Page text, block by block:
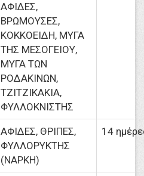
ΑΦΙΔΕΣ,
ΒΡΩΜΟΥΣΕΣ,
ΚΟΚΚΟΕΙΔΗ, ΜΥΓΑ
ΤΗΣ ΜΕΣΟΓΕΙΟΥ,
ΜΥΓΑ ΤΩΝ
ΡΟΔΑΚΙΝΩΝ,
ΤΖΙΤΖΙΚΑΚΙΑ,
ΦΥΛΛΟΚΝΙΣΤΗΣ
ΑΦΙΔΕΣ, ΘΡΙΠΕΣ,
ΦΥΛΛΟΡΥΚΤΗΣ
(ΝΑΡΚΗ)
14